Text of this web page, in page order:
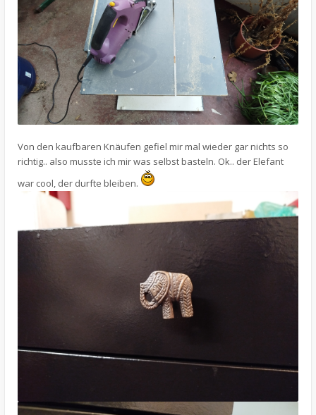
Von den kaufbaren Knäufen gefiel mir mal wieder gar nichts so
richtig.. also musste ich mir was selbst basteln. Ok.. der Elefant
war cool, der durfte bleiben.